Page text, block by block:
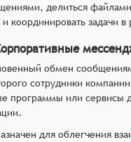
делиться
координировать задачи в
обмен
сотрудники
программы или сервисы
для облегчения